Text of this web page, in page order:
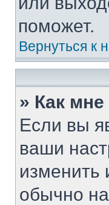
поможет.
Вернуться к
» Как
Если вы
ваши
изменить
обычно